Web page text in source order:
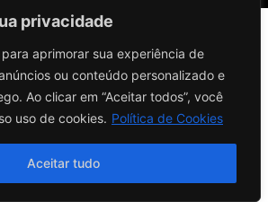
privacidade
aprimorar sua experiência de
ou conteúdo personalizado e
Ao clicar em “Aceitar todos”, você
uso de cookies. Política de Cookies
Aceitar tudo